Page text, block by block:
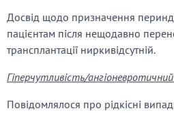
Досвід щодо призначення
пацієнтам після нещодавно
трансплантації ниркивідсутній.
Гіперчутливість/
Повідомлялося про рідкісні